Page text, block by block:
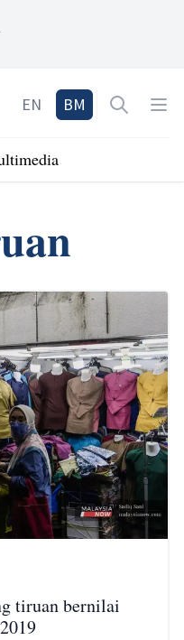
EN BM Open
tiruan bernilai